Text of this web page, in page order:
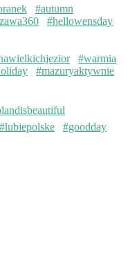
#autumn
#hellowensday
#warmia
#mazuryaktywnie
#lubiepolske
#goodday